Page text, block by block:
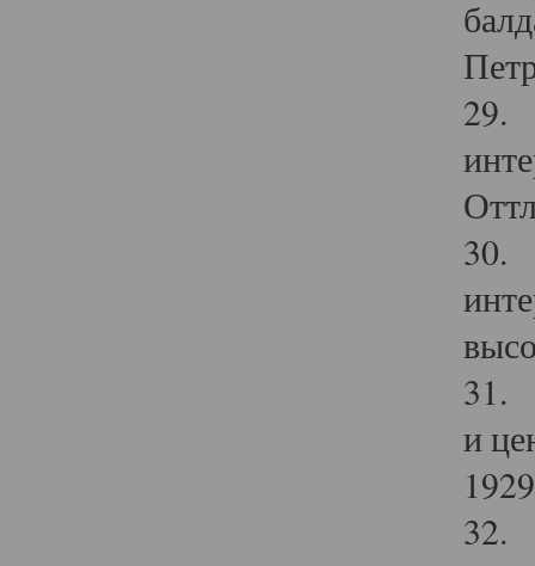
29.
30.
31.
и
32.